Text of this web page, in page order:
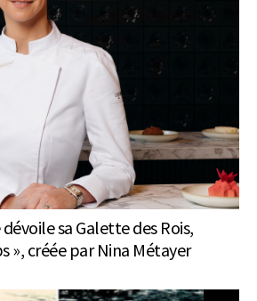
sa Galette des Rois,
», créée par Nina Métayer